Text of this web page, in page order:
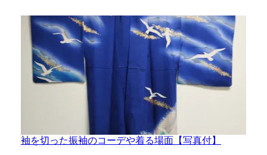
袖を切った振袖のコーデや着る場面【写真付】